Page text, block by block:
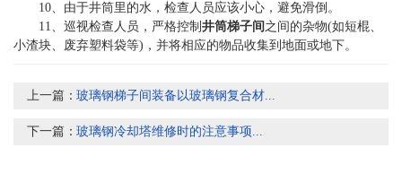
10、由于井筒里的水，检查人员应该小心，避免滑倒。
11、巡视检查人员，严格控制 井筒梯子间 之间的杂物(如短棍、
小渣块、废弃塑料袋等)，并将相应的物品收集到地面或地下。
上一篇：玻璃钢梯子间装备以玻璃钢复合材...
下一篇：玻璃钢冷却塔维修时的注意事项...